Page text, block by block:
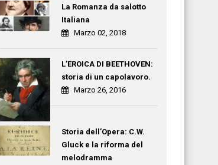
La Romanza da salotto
Italiana
Marzo 02, 2018
L’EROICA DI BEETHOVEN:
storia di un capolavoro.
Marzo 26, 2016
Storia dell’Opera: C.W.
Gluck e la riforma del
melodramma